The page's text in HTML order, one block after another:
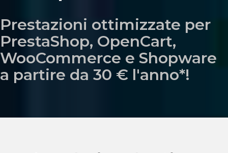
Prestazioni ottimizzate per
PrestaShop, OpenCart,
WooCommerce e Shopware
a partire da 30 € l'anno*!